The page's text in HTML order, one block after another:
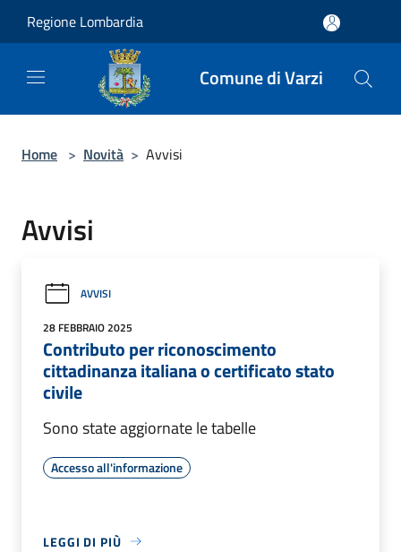
Regione Lombardia
Comune di Varzi
Home > Novità > Avvisi
Avvisi
AVVISI
28 FEBBRAIO 2025
Contributo per riconoscimento
cittadinanza italiana o certificato stato
civile
Sono state aggiornate le tabelle
Accesso all'informazione
LEGGI DI PIÙ